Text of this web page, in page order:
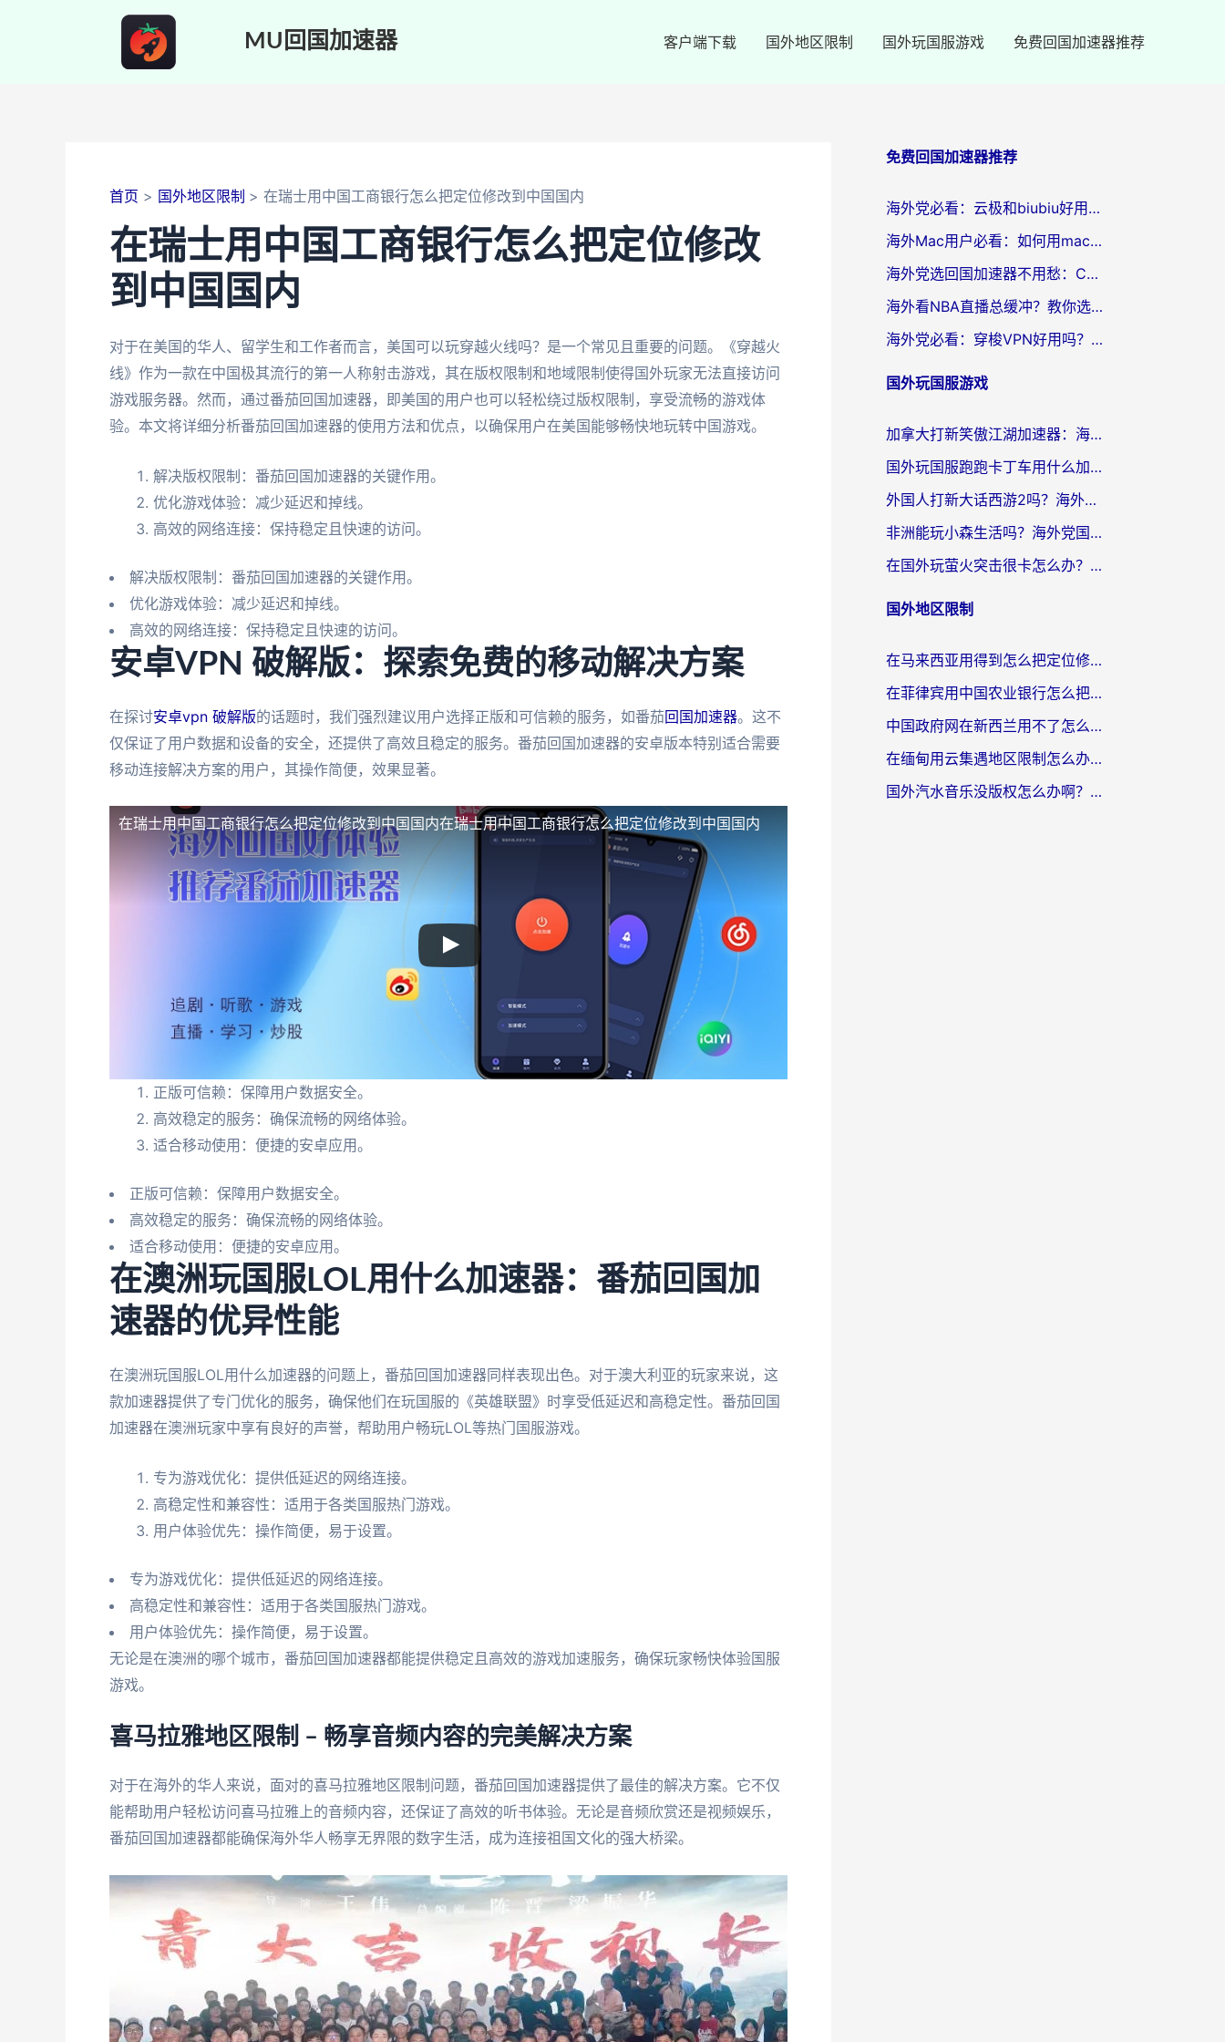
MU回国加速器 客户端下载 国外地区限制 国外玩国服游戏 免费回国加速器推荐
首页 国外地区限制 在瑞士用中国工商银行怎么把定位修改到中国国内
在瑞士用中国工商银行怎么把定位修改
到中国国内
对于在美国的华人、留学生和工作者而言，美国可以玩穿越火线吗？是一个常见且重要的问题。《穿越火
线》作为一款在中国极其流行的第一人称射击游戏，其在版权限制和地域限制使得国外玩家无法直接访问
游戏服务器。然而，通过番茄回国加速器，即美国的用户也可以轻松绕过版权限制，享受流畅的游戏体
验。本文将详细分析番茄回国加速器的使用方法和优点，以确保用户在美国能够畅快地玩转中国游戏。
解决版权限制：番茄回国加速器的关键作用。
优化游戏体验：减少延迟和掉线。
高效的网络连接：保持稳定且快速的访问。
解决版权限制：番茄回国加速器的关键作用。
优化游戏体验：减少延迟和掉线。
高效的网络连接：保持稳定且快速的访问。
安卓VPN 破解版：探索免费的移动解决方案
在探讨安卓vpn 破解版的话题时，我们强烈建议用户选择正版和可信赖的服务，如番茄回国加速器。这不
仅保证了用户数据和设备的安全，还提供了高效且稳定的服务。番茄回国加速器的安卓版本特别适合需要
移动连接解决方案的用户，其操作简便，效果显著。
在瑞士用中国工商银行怎么把定位修改到中国国内在瑞士用中国工商银行怎么把定位修改到中国国内
正版可信赖：保障用户数据安全。
高效稳定的服务：确保流畅的网络体验。
适合移动使用：便捷的安卓应用。
正版可信赖：保障用户数据安全。
高效稳定的服务：确保流畅的网络体验。
适合移动使用：便捷的安卓应用。
在澳洲玩国服LOL用什么加速器：番茄回国加
速器的优异性能
在澳洲玩国服LOL用什么加速器的问题上，番茄回国加速器同样表现出色。对于澳大利亚的玩家来说，这
款加速器提供了专门优化的服务，确保他们在玩国服的《英雄联盟》时享受低延迟和高稳定性。番茄回国
加速器在澳洲玩家中享有良好的声誉，帮助用户畅玩LOL等热门国服游戏。
专为游戏优化：提供低延迟的网络连接。
高稳定性和兼容性：适用于各类国服热门游戏。
用户体验优先：操作简便，易于设置。
专为游戏优化：提供低延迟的网络连接。
高稳定性和兼容性：适用于各类国服热门游戏。
用户体验优先：操作简便，易于设置。
无论是在澳洲的哪个城市，番茄回国加速器都能提供稳定且高效的游戏加速服务，确保玩家畅快体验国服
游戏。
喜马拉雅地区限制 – 畅享音频内容的完美解决方案
对于在海外的华人来说，面对的喜马拉雅地区限制问题，番茄回国加速器提供了最佳的解决方案。它不仅
能帮助用户轻松访问喜马拉雅上的音频内容，还保证了高效的听书体验。无论是音频欣赏还是视频娱乐，
番茄回国加速器都能确保海外华人畅享无界限的数字生活，成为连接祖国文化的强大桥梁。
免费回国加速器推荐
海外党必看：云极和biubiu好用吗？3步选对回国加速器，无缝刷国内剧玩手游
海外Mac用户必看：如何用mac vpn回国实现无缝刷国内剧玩国服？
海外党选回国加速器不用愁：ChickCN和SpeedCN好用吗？实测对比+避坑指南
海外看NBA直播总缓冲？教你选对回国加速器，无缝看球还能刷国内剧
海外党必看：穿梭VPN好用吗？和lightVPN对比哪个回国效果更好？附真实体验与选择指南
国外玩国服游戏
加拿大打新笑傲江湖加速器：海外党告别延迟卡顿的实用指南
国外玩国服跑跑卡丁车用什么加速器最好？2026真实玩家亲测避坑指南
外国人打新大话西游2吗？海外玩家畅玩国服游戏的终极加速器指南
非洲能玩小森生活吗？海外党国服游戏加速器终极指南（附阿根廷CF手游帕斯卡契约解决方案）
在国外玩萤火突击很卡怎么办？老玩家亲测有效的加速器选择指南
国外地区限制
在马来西亚用得到怎么把定位修改到中国国内？留学生亲测有效的追剧看片攻略
在菲律宾用中国农业银行怎么把定位修改到中国国内？海外华人必看的数字生活解决方案
中国政府网在新西兰用不了怎么办？海外华人追剧看新闻的实用指南
在缅甸用云集遇地区限制怎么办？海外党亲测有效解决方案来了！
国外汽水音乐没版权怎么办啊？留学生亲测有效的回国加速攻略